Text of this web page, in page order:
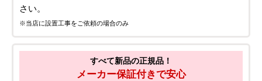
さい。
※当店に設置工事をご依頼の場合のみ
すべて新品の正規品！
メーカー保証付きで安心